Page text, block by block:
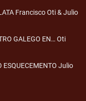
Francisco Oti & Julio
GALEGO EN… Oti
ESQUECEMENTO Julio